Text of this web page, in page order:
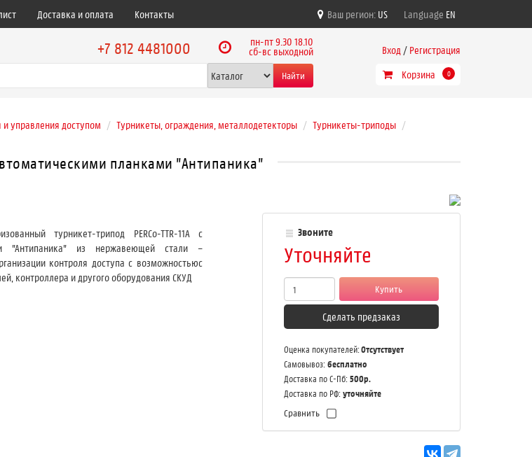
Доставка и оплата Контакты Ваш регион: US Language EN
пн-пт 9.30 18.10
сб-вс выходной
+7 812 4481000
Найти
Вход / Регистрация
Корзина
0
управления доступом Турникеты, ограждения, металлодетекторы Турникеты-триподы
планками "Антипаника"
турникет-трипод PERCo-TTR-11А с
"Антипаника" из нержавеющей стали –
контроля доступа с возможностьюс
контроллера и другого оборудования СКУД
Звоните
Уточняйте
Сделать предзаказ
Оценка покупателей:Отсутствует
Самовывоз:бесплатно
Доставка по С-Пб:500р.
Доставка по РФ:уточняйте
Сравнить